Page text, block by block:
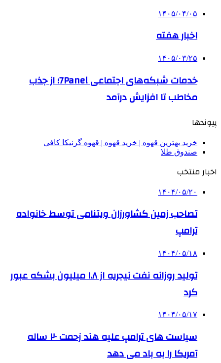
۱۴۰۵/۰۴/۰۵
اخبار هفته
۱۴۰۵/۰۳/۲۵
خدمات شبکه‌های اجتماعی 7Panel؛ از جذب
مخاطب تا افزایش درآمد
پیوندها
خرید بهترین قهوه | خرید قهوه | قهوه گرنیکا کافی
صندوق طلا
اخبار منتخب
۱۴۰۴/۰۵/۲۰
تصاحب زمین کشاورزان ویتنامی توسط خانواده
ترامپ
۱۴۰۴/۰۵/۱۸
تولید روزانه نفت نیجریه از ۱.۸ میلیون بشکه عبور
کرد
۱۴۰۴/۰۵/۱۷
سیاست های ترامپ علیه هند زحمت ۲۰ ساله
آمریکا را به باد می دهد